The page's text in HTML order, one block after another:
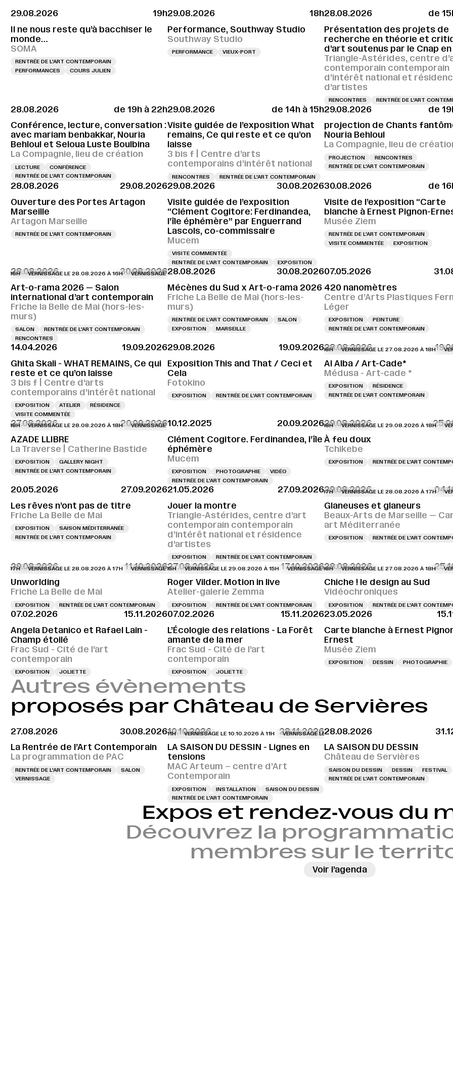
29.08.2026
19h
Il ne nous reste qu’à bacchiser le
monde…
SOMA
RENTRÉE DE L'ART CONTEMPORAIN
PERFORMANCES
COURS JULIEN
29.08.2026
18h
Performance, Southway Studio
Southway Studio
PERFORMANCE VIEUX-PORT
28.08.2026
de
Présentation des projets de
recherche en théorie et
d’art soutenus par le Cnap
Triangle-Astérides, centre
contemporain contemporain
d’intérêt national et
d’artistes
RENCONTRES RENTRÉE DE L'ART
28.08.2026
de 19h à 22h
Conférence, lecture, conversation :
avec mariam benbakkar, Nouria
Behloul et Seloua Luste Boulbina
La Compagnie, lieu de création
LECTURE
CONFÉRENCE
RENTRÉE DE L'ART CONTEMPORAIN
29.08.2026
de 14h à 15h
Visite guidée de l’exposition What
remains, Ce qui reste et ce qu’on
laisse
3 bis f | Centre d’arts
contemporains d’intérêt national
RENCONTRES RENTRÉE DE L'ART CONTEMPORAIN
29.08.2026
de
projection de Chants
Nouria Behloul
La Compagnie, lieu de
PROJECTION
RENCONTRES
RENTRÉE DE L'ART CONTEMPORAIN
28.08.2026
29.08.2026
Ouverture des Portes Artagon
Marseille
Artagon Marseille
RENTRÉE DE L'ART CONTEMPORAIN
29.08.2026
30.08.2026
Visite guidée de l’exposition
“Clément Cogitore: Ferdinandea,
l’île éphémère” par Enguerrand
Lascols, co-commissaire
Mucem
VISITE COMMENTÉE
RENTRÉE DE L'ART CONTEMPORAIN
EXPOSITION
30.08.2026
de
Visite de l’exposition “Carte
blanche à Ernest Pignon-
Musée Ziem
RENTRÉE DE L'ART CONTEMPORAIN
VISITE COMMENTÉE
EXPOSITION
28.08.2026 30.08.2026
VERNISSAGE LE 28.08.2026 À 16H VERNISSAGE LE 28.08.2026 À 16H VERNISSAGE LE 28.08.2026 À 16H VERNISSAGE LE 28.08.2026 À 16H
Art-o-rama 2026 — Salon
international d’art contemporain
Friche la Belle de Mai (hors-les-
murs)
SALON
RENTRÉE DE L'ART CONTEMPORAIN
RENCONTRES
28.08.2026
30.08.2026
Mécènes du Sud x Art-o-rama 2026
Friche La Belle de Mai (hors-les-
murs)
RENTRÉE DE L'ART CONTEMPORAIN
SALON
EXPOSITION
MARSEILLE
07.05.2026
420 nanomètres
Centre d’Arts Plastiques
Léger
EXPOSITION
PEINTURE
RENTRÉE DE L'ART CONTEMPORAIN
14.04.2026
19.09.2026
Ghita Skali - WHAT REMAINS, Ce qui
reste et ce qu’on laisse
3 bis f | Centre d’arts
contemporains d’intérêt national
EXPOSITION ATELIER
RÉSIDENCE
VISITE COMMENTÉE
29.08.2026
19.09.2026
Exposition This and That / Ceci et
Cela
Fotokino
EXPOSITION RENTRÉE DE L'ART CONTEMPORAIN
28.08.2026
VERNISSAGE LE 27.08.2026 À 18H
Al Alba / Art-Cade*
Médusa - Art-cade *
EXPOSITION
RÉSIDENCE
RENTRÉE DE L'ART CONTEMPORAIN
27.08.2026 20.09.2026
VERNISSAGE LE 28.08.2026 À 18H VERNISSAGE LE 28.08.2026 À 18H VERNISSAGE LE 28.08.2026 À 18H VERNISSAGE LE 28.08.2026 À 18H
AZADE LLIBRE
La Traverse | Catherine Bastide
EXPOSITION
GALLERY NIGHT
RENTRÉE DE L'ART CONTEMPORAIN
10.12.2025
20.09.2026
Clément Cogitore. Ferdinandea, l’île
éphémère
Mucem
EXPOSITION PHOTOGRAPHIE
VIDÉO
RENTRÉE DE L'ART CONTEMPORAIN
29.08.2026
VERNISSAGE LE 29.08.2026 À 18H
À feu doux
Tchikebe
EXPOSITION RENTRÉE DE L'ART
20.05.2026
27.09.2026
Les rêves n’ont pas de titre
Friche La Belle de Mai
EXPOSITION
SAISON MÉDITERRANÉE
RENTRÉE DE L'ART CONTEMPORAIN
21.05.2026
27.09.2026
Jouer la montre
Triangle-Astérides, centre d’art
contemporain contemporain
d’intérêt national et résidence
d’artistes
EXPOSITION RENTRÉE DE L'ART CONTEMPORAIN
29.08.2026
VERNISSAGE LE 28.08.2026 À 17H
Glaneuses et glaneurs
Beaux-Arts de Marseille —
art Méditerranée
EXPOSITION RENTRÉE DE L'ART
29.08.2026 11.10.2026
VERNISSAGE LE 28.08.2026 À 17H VERNISSAGE LE 28.08.2026 À 17H VERNISSAGE LE 28.08.2026 À 17H VERNISSAGE LE 28.08.2026 À 17H
Unworlding
Friche La Belle de Mai
EXPOSITION RENTRÉE DE L'ART CONTEMPORAIN
27.08.2026 17.10.2026
VERNISSAGE LE 29.08.2026 À 15H VERNISSAGE LE 29.08.2026 À 15H VERNISSAGE LE 29.08.2026
Roger Vilder. Motion in live
Atelier-galerie Zemma
EXPOSITION RENTRÉE DE L'ART CONTEMPORAIN
28.08.2026
VERNISSAGE LE 27.08.2026 À 18H
Chiche ! le design au Sud
Vidéochroniques
EXPOSITION RENTRÉE DE L'ART
07.02.2026
15.11.2026
Angela Detanico et Rafael Lain -
Champ étoilé
Frac Sud - Cité de l’art
contemporain
EXPOSITION JOLIETTE
07.02.2026
15.11.2026
L’Écologie des relations - La Forêt
amante de la mer
Frac Sud - Cité de l’art
contemporain
EXPOSITION JOLIETTE
23.05.2026
Carte blanche à Ernest
Ernest
Musée Ziem
EXPOSITION DESSIN PHOTOGRAPHIE
Autres évènements
proposés par Château de Servières
27.08.2026
30.08.2026
La Rentrée de l’Art Contemporain
La programmation de PAC
RENTRÉE DE L'ART CONTEMPORAIN
SALON
VERNISSAGE
10.10.2026 28.11.2026
VERNISSAGE LE 10.10.2026 À 11H VERNISSAGE LE 10.10.2026 À 11H VERNISSAGE LE 10.10.2026 À
LA SAISON DU DESSIN - Lignes en
tensions
MAC Arteum – centre d’Art
Contemporain
EXPOSITION INSTALLATION
SAISON DU DESSIN
RENTRÉE DE L'ART CONTEMPORAIN
28.08.2026
LA SAISON DU DESSIN
Château de Servières
SAISON DU DESSIN DESSIN
FESTIVAL
RENTRÉE DE L'ART CONTEMPORAIN
Expos et rendez‑vous du
Découvrez la
membres sur le
Voir l’agenda